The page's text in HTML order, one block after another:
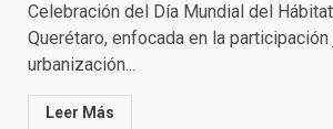
Celebración del Día Mundial del
Querétaro, enfocada en la
urbanización...
Leer Más